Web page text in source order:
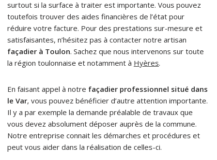
surtout si la surface à traiter est importante. Vous pouvez
toutefois trouver des aides financières de l’état pour
réduire votre facture. Pour des prestations sur-mesure et
satisfaisantes, n’hésitez pas à contacter notre artisan
façadier à Toulon. Sachez que nous intervenons sur toute
la région toulonnaise et notamment à Hyères.
En faisant appel à notre façadier professionnel situé dans
le Var, vous pouvez bénéficier d’autre attention importante.
Il y a par exemple la demande préalable de travaux que
vous devez absolument déposer auprès de la commune.
Notre entreprise connait les démarches et procédures et
peut vous aider dans la réalisation de celles-ci.